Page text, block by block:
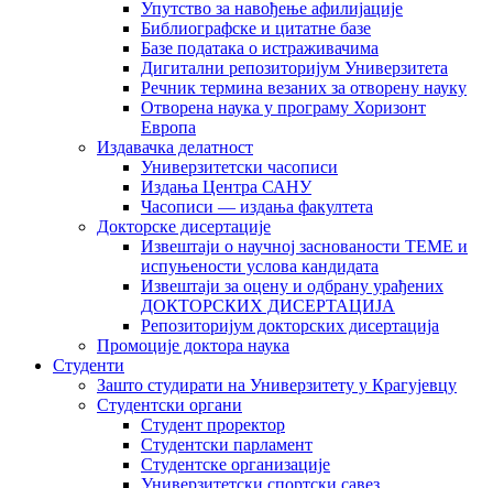
Упутство за навођење афилијације
Библиографске и цитатне базе
Базе података о истраживачима
Дигитални репозиторијум Универзитета
Рeчник термина везаних за отворену науку
Отворена наука у програму Хоризонт
Европа
Издавачка делатност
Универзитетски часописи
Издања Центра САНУ
Часописи — издања факултета
Докторске дисертације
Извештаји о научној заснованости ТЕМЕ и
испуњености услова кандидата
Извештаји за оцену и одбрану урађених
ДОКТОРСКИХ ДИСЕРТАЦИЈА
Репозиторијум докторских дисертација
Промоције доктора наука
Студенти
Зашто студирати на Универзитету у Крагујевцу
Студентски органи
Студент проректор
Студентски парламент
Студентске организације
Универзитетски спортски савез